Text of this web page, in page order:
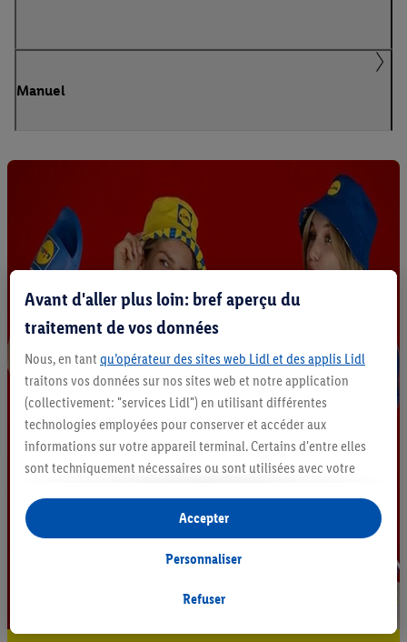
Manuel
Avant d'aller plus loin: bref aperçu du
traitement de vos données
Nous, en tant qu’opérateur des sites web Lidl et des applis Lidl
traitons vos données sur nos sites web et notre application
(collectivement: "services Lidl") en utilisant différentes
technologies employées pour conserver et accéder aux
informations sur votre appareil terminal. Certains d'entre elles
sont techniquement nécessaires ou sont utilisées avec votre
des statistiques ou pour des publicités personnalisées au sein
et en dehors des services Lidl. Si vous participez au programme
Lidl Plus, les données issues de votre comportement d’achat en
Si vous donnez consentement ici à des fins de publicités
Refuser
Personnaliser
Accepter